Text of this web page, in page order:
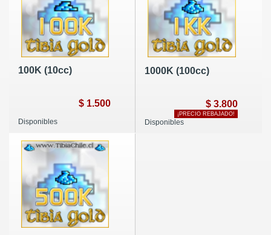
100K (10cc)
$ 1.500
Disponibles
1000K (100cc)
$ 3.800
¡PRECIO REBAJADO!
Disponibles